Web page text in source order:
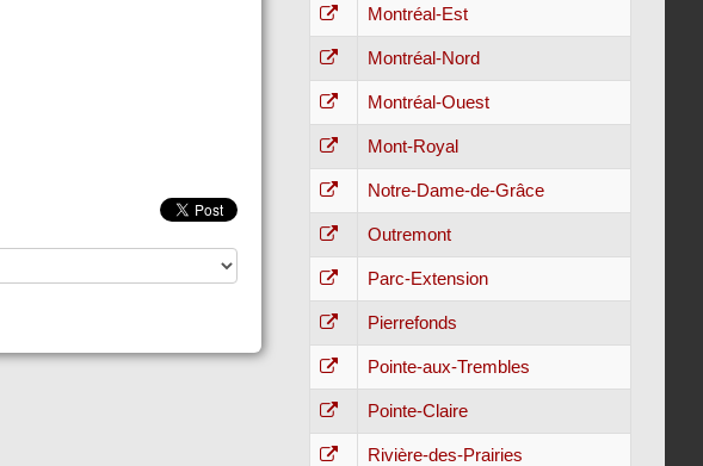
Montréal-Est
Montréal-Nord
Montréal-Ouest
Mont-Royal
Notre-Dame-de-Grâce
Outremont
Parc-Extension
Pierrefonds
Pointe-aux-Trembles
Pointe-Claire
Rivière-des-Prairies